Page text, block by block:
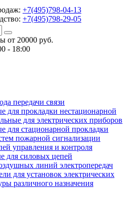
+7(495)798-04-13
+7(495)798-29-05
от 20000 руб.
- 18:00
передачи связи
для прокладки нестационарной
для электрических приборов
для стационарной прокладки
пожарной сигнализации
управления и контроля
для силовых цепей
линий электропередач
для установок электрических
различного назначения